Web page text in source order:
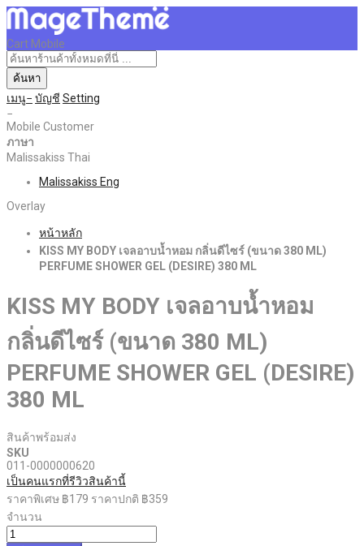
Cart Mobile
ค้นหา
เมนู บัญชี Setting
Mobile Customer
ภาษา
Malissakiss Thai
Malissakiss Eng
Overlay
หน้าหลัก
KISS MY BODY เจลอาบน้ำหอม กลิ่นดีไซร์ (ขนาด 380 ML)
PERFUME SHOWER GEL (DESIRE) 380 ML
KISS MY BODY เจลอาบน้ำหอม
กลิ่นดีไซร์ (ขนาด 380 ML)
PERFUME SHOWER GEL (DESIRE)
380 ML
สินค้าพร้อมส่ง
SKU
011-0000000620
เป็นคนแรกที่รีวิวสินค้านี้
ราคาพิเศษ ฿179 ราคาปกติ ฿359
จำนวน